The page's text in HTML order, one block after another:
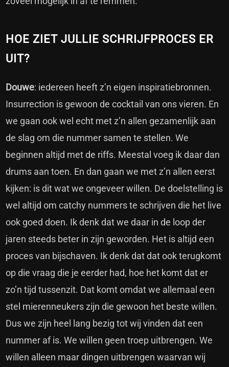
HOE ZIET JULLIE SCHRIJFPROCES ER
UIT?
Douwe: iedereen heeft z’n eigen inspiratiebronnen.
Insurrection is gewoon de cocktail van ons vieren. En
we gaan ook wel echt met z’n allen gezamenlijk aan
de slag om die nummer samen te stellen. We
beginnen altijd met de riffs. Meestal voeg ik daar dan
drums aan toen. En dan gaan we met z’n allen eerst
kijken: is dit wat we ongeveer willen. De doelstelling is
wel altijd om catchy nummers te schrijven die het live
ook goed doen. Ik denk dat we daar in de loop der
jaren steeds beter in zijn geworden. Het is altijd een
proces van bijschaven. Ik denk dat dat ook terugkomt
op die vraag die je eerder had, hoe het komt dat er
zo’n tijd tussenzit. Dat komt omdat we allemaal een
stel mierenneukers zijn die gewoon het beste willen.
Dus we zijn heel lang bezig tot wij vinden dat een
nummer af is. We willen geen troep uitbrengen. We
willen alleen maar dingen uitbrengen waarvan wij